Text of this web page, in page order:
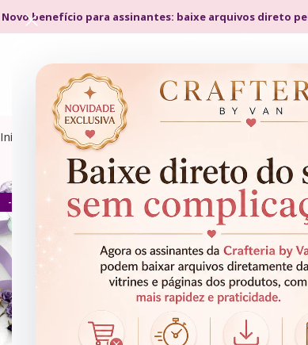
Novo benefício para assinantes: baixe arquivos direto
Início Produtos marcados com a tag “agenda 2026 A5
AGENDAS
- 95%